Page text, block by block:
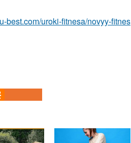
best.com/uroki-fitnesa/novyy-fitnes